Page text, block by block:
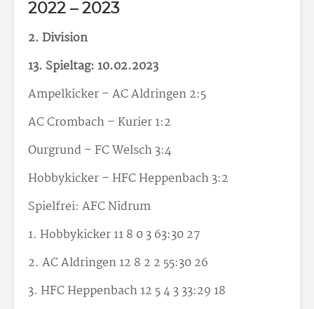
2022 – 2023
2. Division
13. Spieltag: 10.02.2023
Ampelkicker – AC Aldringen 2:5
AC Crombach – Kurier 1:2
Ourgrund – FC Welsch 3:4
Hobbykicker – HFC Heppenbach 3:2
Spielfrei: AFC Nidrum
1. Hobbykicker 11 8 0 3 63:30 27
2. AC Aldringen 12 8 2 2 55:30 26
3. HFC Heppenbach 12 5 4 3 33:29 18